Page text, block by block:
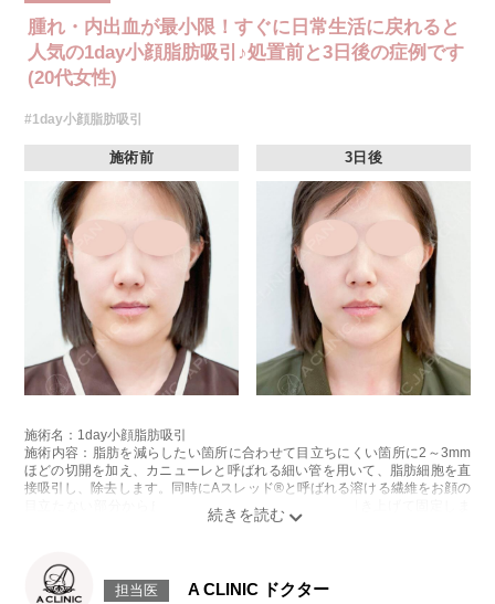
腫れ・内出血が最小限！すぐに日常生活に戻れると
人気の1day小顔脂肪吸引♪処置前と3日後の症例です
(20代女性)
#1day小顔脂肪吸引
施術前 3日後
施術名：1day小顔脂肪吸引
施術内容：脂肪を減らしたい箇所に合わせて目立ちにくい箇所に2～3mm
ほどの切開を加え、カニューレと呼ばれる細い管を用いて、脂肪細胞を直
接吸引し、除去します。同時にAスレッド®と呼ばれる溶ける繊維をお顔の
目立たない部分から皮下へ挿入し、皮膚を内側から引き上げて固定しま
感などが術後一時的に生じることがございます。また、稀に貧血、細菌感
染症、左右差、施術箇所の知覚鈍麻、ぼこつき、硬結、瘢痕化、色素沈
担当医 A CLINIC ドクター